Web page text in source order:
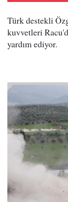
Türk destekli
kuvvetleri
yardım ediyor.